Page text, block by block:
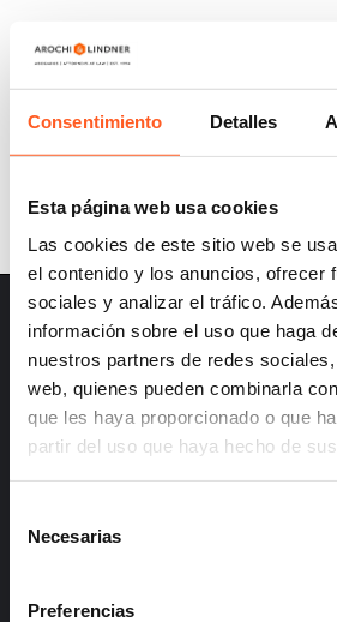
Consentimiento Detalles
Esta página web usa cookies
Las cookies de este sitio web se
el contenido y los anuncios, ofrecer
sociales y analizar el tráfico.
información sobre el uso que haga
nuestros partners de redes
web, quienes pueden combinarla
que les haya proporcionado o que
partir del uso que haya hecho de
Necesarias
Preferencias
A&L UPDATES SPAIN:
AIDS FOR THE
INTELLECTUAL
– Careers
– Terms and Conditions
– Privacy